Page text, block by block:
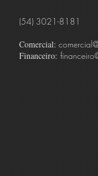
(54) 3021-8181
Comercial:
Financeiro: